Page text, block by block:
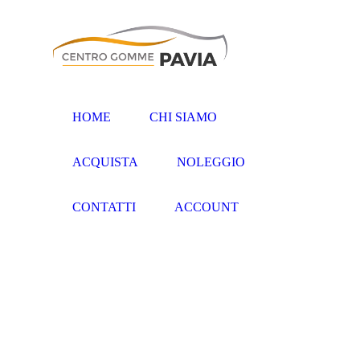
HOME CHI SIAMO
ACQUISTA NOLEGGIO
CONTATTI ACCOUNT